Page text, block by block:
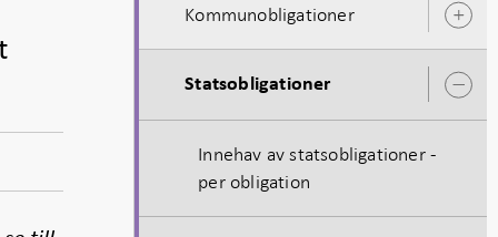
Kommunobligationer
Statsobligationer
Innehav av statsobligationer -
per obligation